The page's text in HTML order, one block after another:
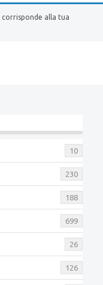
alla tua
10
230
188
699
26
126